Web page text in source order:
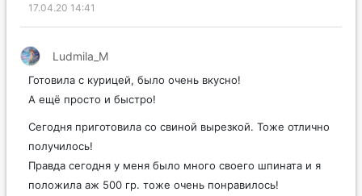
17.04.20 14:41
Ludmila_M
Готовила с курицей, было очень вкусно!
А ещё просто и быстро!
Сегодня приготовила со свиной вырезкой. Тоже отлично
получилось!
Правда сегодня у меня было много своего шпината и я
положила аж 500 гр. тоже очень понравилось!